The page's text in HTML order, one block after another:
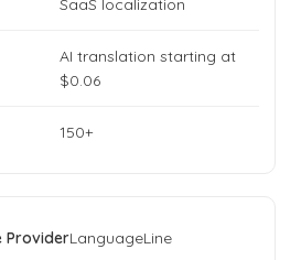
SaaS localization
AI translation starting at
$0.06
150+
LanguageLine